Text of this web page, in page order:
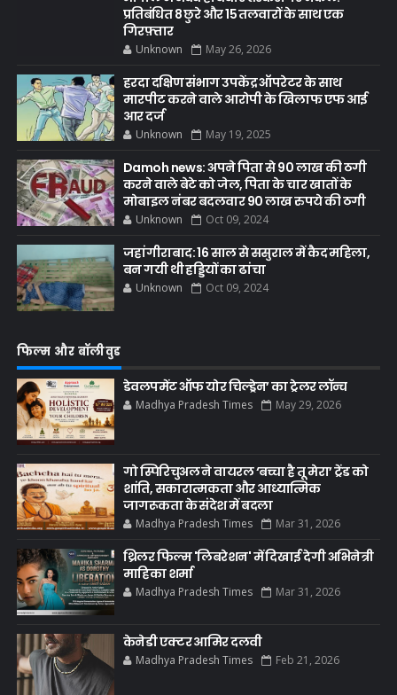
प्रतिबंधित 8 छुरे और 15 तलवारों के साथ एक
गिरफ़्तार
Unknown May 26, 2026
हरदा दक्षिण संभाग उपकेंद्र ऑपरेटर के साथ
मारपीट करने वाले आरोपी के खिलाफ एफ आई
आर दर्ज
Unknown May 19, 2025
Damoh news: अपने पिता से 90 लाख की ठगी
करने वाले बेटे को जेल, पिता के चार खातों के
मोबाइल नंबर बदलवार 90 लाख रुपये की ठगी
Unknown Oct 09, 2024
जहांगीराबाद: 16 साल से ससुराल में कैद महिला,
बन गयी थी हड्डियों का ढांचा
Unknown Oct 09, 2024
फिल्म और बॉलीवुड
डेवलपमेंट ऑफ योर चिल्ड्रेन’ का ट्रेलर लॉन्च
Madhya Pradesh Times May 29, 2026
गो स्पिरिचुअल ने वायरल ‘बच्चा है तू मेरा’ ट्रेंड को
शांति, सकारात्मकता और आध्यात्मिक
जागरूकता के संदेश में बदला
Madhya Pradesh Times Mar 31, 2026
थ्रिलर फिल्म 'लिबरेशन' में दिखाई देगी अभिनेत्री
माहिका शर्मा
Madhya Pradesh Times Mar 31, 2026
केनेडी एक्टर आमिर दलवी
Madhya Pradesh Times Feb 21, 2026